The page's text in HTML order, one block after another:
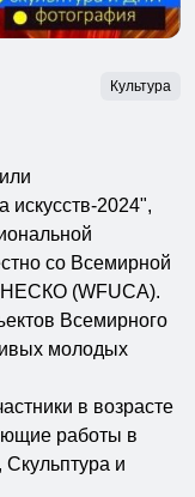
Культура
2024",
со Всемирной
(WFUCA).
Всемирного
молодых
в возрасте
работы в
и